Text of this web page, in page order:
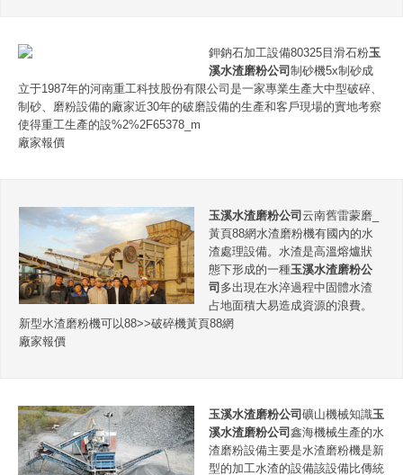
鉀鈉石加工設備80325目滑石粉玉
溪水渣磨粉公司制砂機5x制砂成
立于1987年的河南重工科技股份有限公司是一家專業生產大中型破碎、
制砂、磨粉設備的廠家近30年的破磨設備的生產和客戶現場的實地考察
使得重工生產的設%2%2F65378_m
廠家報價
玉溪水渣磨粉公司云南舊雷蒙磨_
黃頁88網水渣磨粉機有國內的水
渣處理設備。水渣是高溫熔爐狀
態下形成的一種玉溪水渣磨粉公
司 多出現在水淬過程中固體水渣
占地面積大易造成資源的浪費。
新型水渣磨粉機可以88>>破碎機黃頁88網
廠家報價
玉溪水渣磨粉公司礦山機械知識玉
溪水渣磨粉公司鑫海機械生產的水
渣磨粉設備主要是水渣磨粉機是新
型的加工水渣的設備該設備比傳統